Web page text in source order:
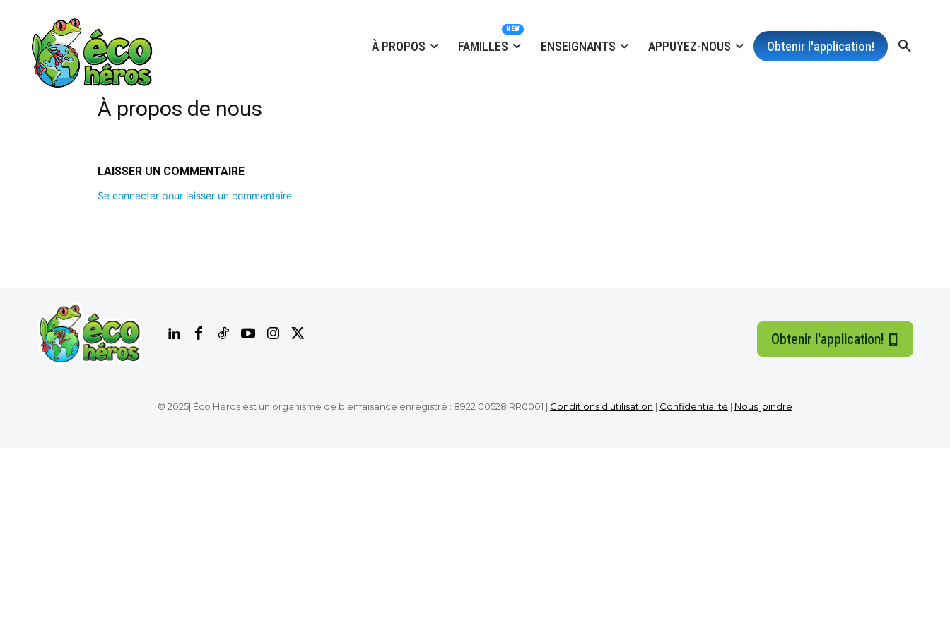
À PROPOS FAMILLES ENSEIGNANTS APPUYEZ-NOUS Obtenir l'application!
À propos de nous
LAISSER UN COMMENTAIRE
Se connecter pour laisser un commentaire
Obtenir l'application!
© 2025| Éco Héros est un organisme de bienfaisance enregistré : 8922 00528 RR0001 | Conditions d’utilisation | Confidentialité | Nous joindre